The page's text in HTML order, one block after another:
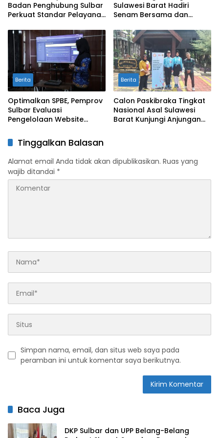
Badan Penghubung Sulbar
Perkuat Standar Pelayanan
Sulawesi Barat Hadiri
Senam Bersama dan
dengan Anjungan Daerah
Berita
Optimalkan SPBE, Pemprov
Sulbar Evaluasi
Pengelolaan Website
Berita
Calon Paskibraka Tingkat
Nasional Asal Sulawesi
Barat Kunjungi Anjungan
Tinggalkan Balasan
Alamat email Anda tidak akan dipublikasikan. Ruas yang
wajib ditandai *
Simpan nama, email, dan situs web saya pada
peramban ini untuk komentar saya berikutnya.
Baca Juga
DKP Sulbar dan UPP Belang-Belang